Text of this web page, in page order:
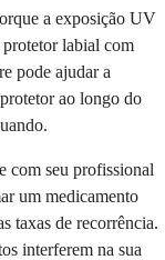
a exposição UV
protetor labial com
pode ajudar a
ao longo do
com seu profissional
um medicamento
taxas de recorrência.
interferem na sua